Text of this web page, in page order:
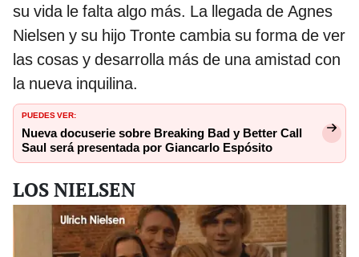
su vida le falta algo más. La llegada de Agnes
Nielsen y su hijo Tronte cambia su forma de ver
las cosas y desarrolla más de una amistad con
la nueva inquilina.
PUEDES VER:
Nueva docuserie sobre Breaking Bad y Better Call
Saul será presentada por Giancarlo Espósito
LOS NIELSEN